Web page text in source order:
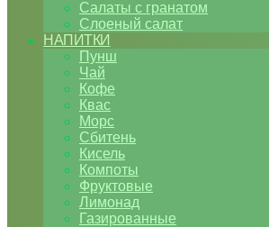
Салаты с гранатом
Слоеный салат
НАПИТКИ
Пунш
Чай
Кофе
Квас
Морс
Сбитень
Кисель
Компоты
Фруктовые
Лимонад
Газированные